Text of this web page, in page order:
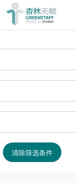
清除筛选条件